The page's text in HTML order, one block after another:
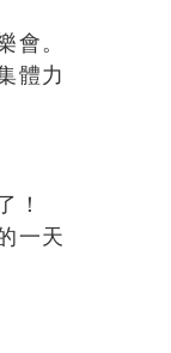
會。
體力
！
一天